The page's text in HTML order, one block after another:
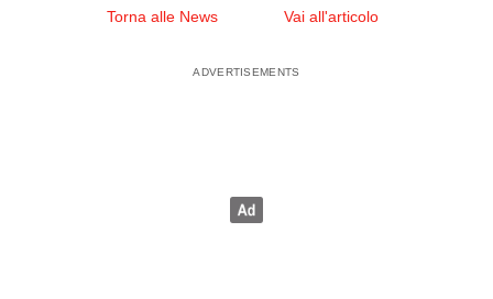
Torna alle News Vai all'articolo